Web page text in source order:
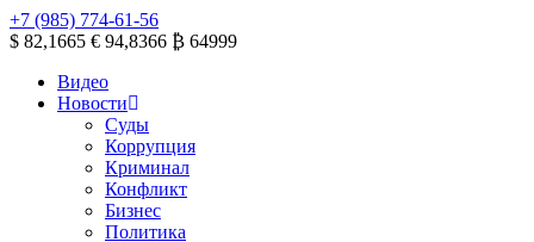
+7 (985) 774-61-56
$ 82,1665 € 94,8366 ₿ 64999
Видео
Новости
Суды
Коррупция
Криминал
Конфликт
Бизнес
Политика